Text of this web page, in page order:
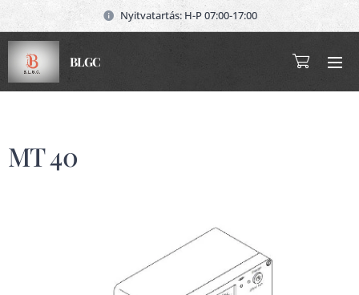
Nyitvatartás: H-P 07:00-17:00
BLGC
MT 40